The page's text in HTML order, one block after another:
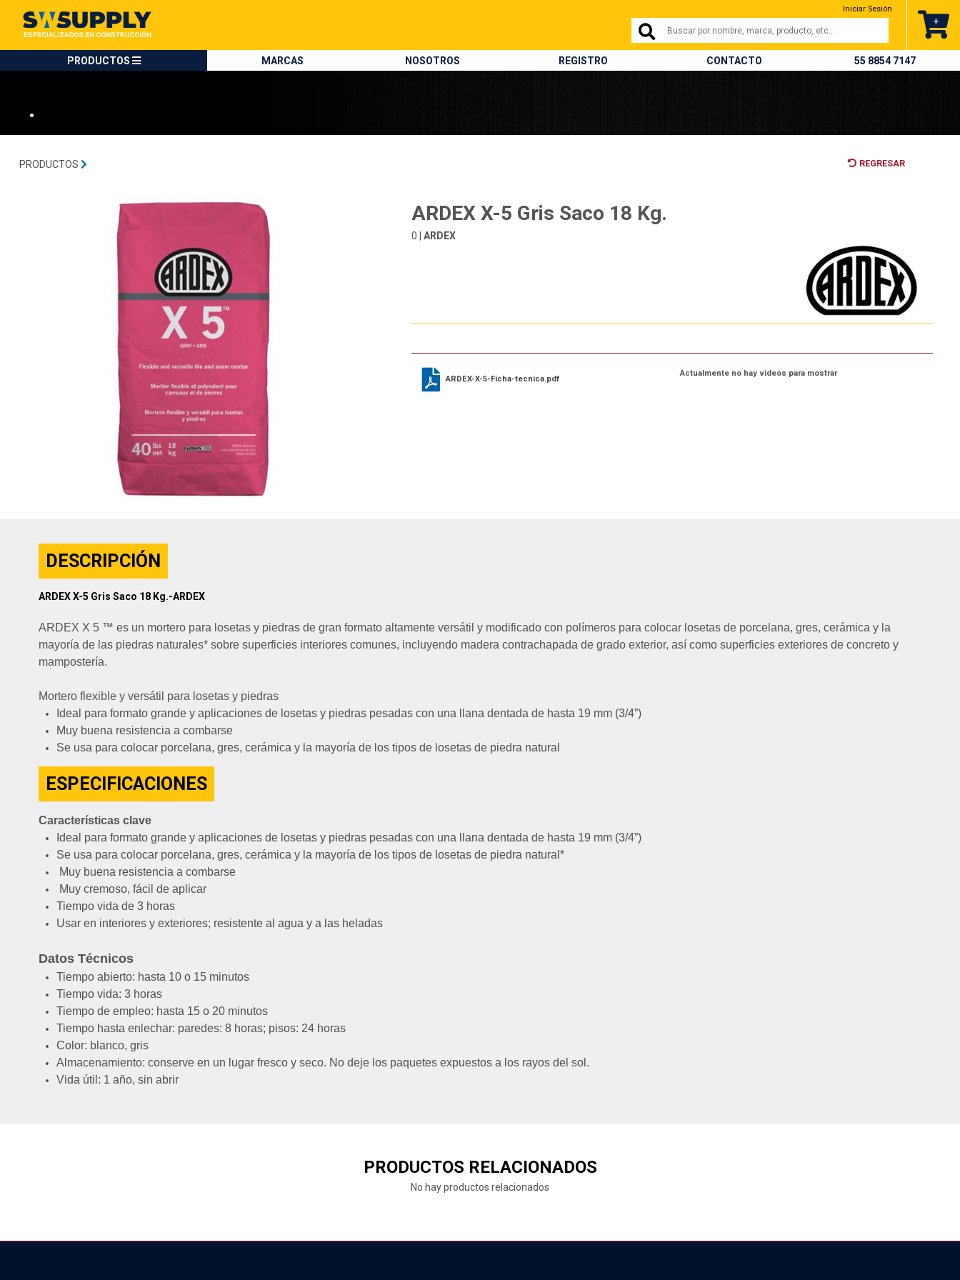
PRODUCTOS MARCAS NOSOTROS REGISTRO CONTACTO 55 8854 7147
Iniciar Sesión
+
•
PRODUCTOS REGRESAR
ARDEX X-5 Gris Saco 18 Kg.
0 |ARDEX
ARDEX-X-5-Ficha-tecnica.pdf
Actualmente no hay videos para mostrar
DESCRIPCIÓN
ARDEX X-5 Gris Saco 18 Kg.-ARDEX
ARDEX X 5 ™ es un mortero para losetas y piedras de gran formato altamente versátil y modificado con polímeros para colocar losetas de porcelana, gres, cerámica y la
mayoría de las piedras naturales* sobre superficies interiores comunes, incluyendo madera contrachapada de grado exterior, así como superficies exteriores de concreto y
mampostería.
Mortero flexible y versátil para losetas y piedras
Ideal para formato grande y aplicaciones de losetas y piedras pesadas con una llana dentada de hasta 19 mm (3/4”)
Muy buena resistencia a combarse
Se usa para colocar porcelana, gres, cerámica y la mayoría de los tipos de losetas de piedra natural
ESPECIFICACIONES
Características clave
Ideal para formato grande y aplicaciones de losetas y piedras pesadas con una llana dentada de hasta 19 mm (3/4”)
Se usa para colocar porcelana, gres, cerámica y la mayoría de los tipos de losetas de piedra natural*
Muy buena resistencia a combarse
Muy cremoso, fácil de aplicar
Tiempo vida de 3 horas
Usar en interiores y exteriores; resistente al agua y a las heladas
Datos Técnicos
Tiempo abierto: hasta 10 o 15 minutos
Tiempo vida: 3 horas
Tiempo de empleo: hasta 15 o 20 minutos
Tiempo hasta enlechar: paredes: 8 horas; pisos: 24 horas
Color: blanco, gris
Almacenamiento: conserve en un lugar fresco y seco. No deje los paquetes expuestos a los rayos del sol.
Vida útil: 1 año, sin abrir
PRODUCTOS RELACIONADOS
No hay productos relacionados